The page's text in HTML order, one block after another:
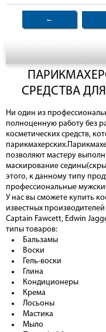
←
СРЕДСТВА
Ни один из
полноценную работу без
косметических средств,
позволяют мастеру
маскирование
этого, к данному типу
профессиональные
У нас вы сможете купить
известных
Captain Fawcett, Edwin
типы товаров:
Бальзамы
Воски
Гель-воски
Глина
Кондиционеры
Крема
Лосьоны
Мастика
Мыло